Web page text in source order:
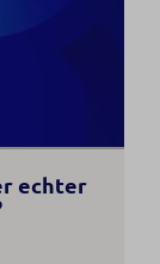
echter